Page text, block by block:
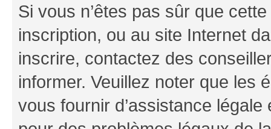
Si vous n’êtes pas sûr que
inscription, ou au site Internet
inscrire, contactez des
informer. Veuillez noter que les
vous fournir d’assistance